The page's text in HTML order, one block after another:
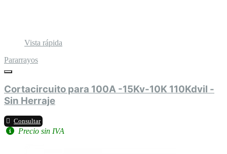
Vista rápida
Pararrayos
Cortacircuito para 100A -15Kv-10K 110Kdvil -
Sin Herraje
Consultar
Precio sin IVA